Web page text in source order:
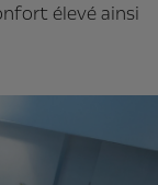
élevé ainsi